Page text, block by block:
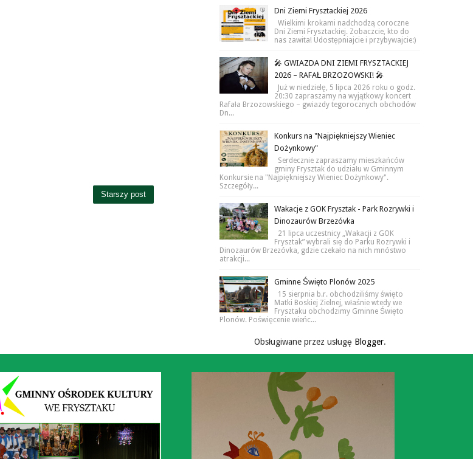
Starszy post
Dni Ziemi Frysztackiej 2026
Wielkimi krokami nadchodzą coroczne
Dni Ziemi Frysztackiej. Zobaczcie, kto do
nas zawita! Udostępniajcie i przybywajcie:)
🎤 GWIAZDA DNI ZIEMI FRYSZTACKIEJ
2026 – RAFAŁ BRZOZOWSKI! 🎤
Już w niedzielę, 5 lipca 2026 roku o godz.
20:30 zapraszamy na wyjątkowy koncert
Rafała Brzozowskiego – gwiazdy tegorocznych obchodów
Dn...
Konkurs na "Najpiękniejszy Wieniec
Dożynkowy"
Serdecznie zapraszamy mieszkańców
gminy Frysztak do udziału w Gminnym
Konkursie na "Najpiękniejszy Wieniec Dożynkowy".
Szczegóły...
Wakacje z GOK Frysztak - Park Rozrywki i
Dinozaurów Brzezóvka
21 lipca uczestnicy „Wakacji z GOK
Frysztak” wybrali się do Parku Rozrywki i
Dinozaurów Brzezóvka, gdzie czekało na nich mnóstwo
atrakcji...
Gminne Święto Plonów 2025
15 sierpnia b.r. obchodziliśmy święto
Matki Boskiej Zielnej, właśnie wtedy we
Frysztaku obchodzimy Gminne Święto
Plonów. Poświęcenie wieńc...
Obsługiwane przez usługę Blogger.